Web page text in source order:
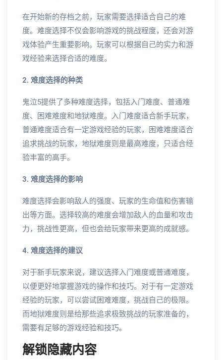
在开始新的存档之前，玩家需要选择适合自己的难
度。难度选择不仅会影响游戏的挑战程度，还会对游
戏体验产生重要影响。玩家可以根据自己的实力和游
戏经验来选择合适的难度。
2. 难度选择的种类
鬼泣5提供了多种难度选择，包括入门难度、普通难
度、困难难度和地狱难度。入门难度适合新手玩家，
普通难度适合有一定游戏经验的玩家，困难难度适合
追求挑战的玩家，地狱难度则是最高难度，只适合经
验丰富的高手。
3. 难度选择的影响
难度选择会影响敌人的强度、玩家的生命值和伤害输
出等方面。选择较高的难度会增加敌人的血量和攻击
力，挑战性更高，但也会给玩家带来更高的成就感。
4. 难度选择的建议
对于新手玩家来说，建议选择入门难度或普通难度，
以便更好地掌握游戏的操作和技巧。对于有一定游戏
经验的玩家，可以尝试困难难度，挑战自己的极限。
而地狱难度则是给那些追求极致挑战的玩家准备的，
需要有足够的游戏经验和技巧。
解锁隐藏内容